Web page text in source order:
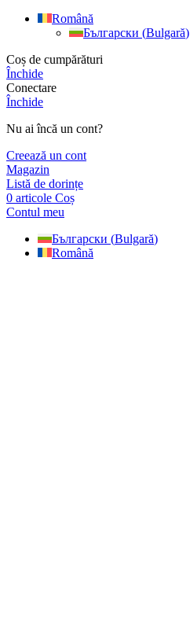
Română
Български (Bulgară)
Coș de cumpărături
Închide
Conectare
Închide
Nu ai încă un cont?
Creează un cont
Magazin
Listă de dorințe
0 articole Coș
Contul meu
Български (Bulgară)
Română